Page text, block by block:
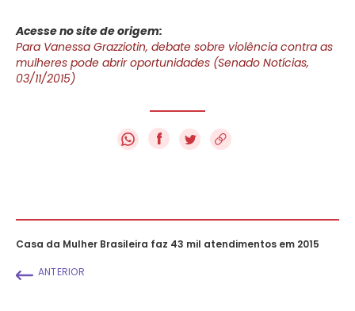
Acesse no site de origem:
Para Vanessa Grazziotin, debate sobre violência contra as
mulheres pode abrir oportunidades (Senado Notícias,
03/11/2015)
f
Casa da Mulher Brasileira faz 43 mil atendimentos em 2015
ANTERIOR